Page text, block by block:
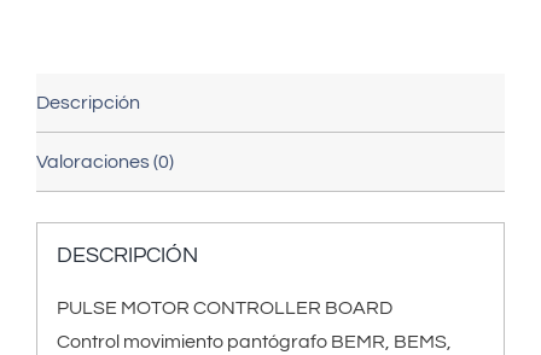
Descripción
Valoraciones (0)
DESCRIPCIÓN
PULSE MOTOR CONTROLLER BOARD
Control movimiento pantógrafo BEMR, BEMS,